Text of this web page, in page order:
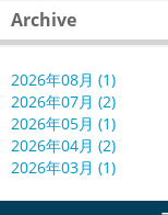
Archive
2026年08月 (1)
2026年07月 (2)
2026年05月 (1)
2026年04月 (2)
2026年03月 (1)